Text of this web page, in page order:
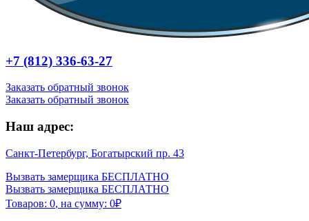
+7 (812) 336-63-27
Заказать обратный звонок
Заказать обратный звонок
Наш адрес:
Санкт-Петербург, Богатырский пр. 43
Вызвать замерщика БЕСПЛАТНО
Вызвать замерщика БЕСПЛАТНО
Товаров: 0, на сумму: 0₽